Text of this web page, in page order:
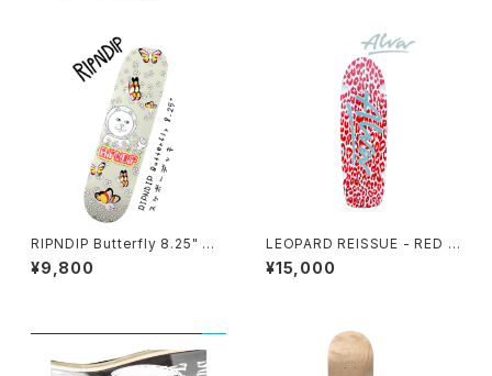
RIPNDIP Butterfly 8.25" ス
ケボーデッキ
¥9,800
LEOPARD REISSUE - RED &
WHITE
¥15,000